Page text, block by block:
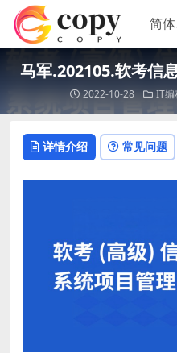
马军.202105.软考信
2022-10-28 IT编
详情介绍 常见问题